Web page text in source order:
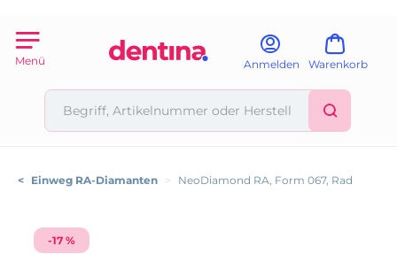
Menü Anmelden Warenkorb
< Einweg RA-Diamanten > NeoDiamond RA, Form 067, Rad
-17 %